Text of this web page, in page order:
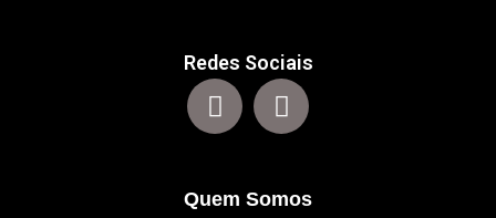
Redes Sociais
Quem Somos